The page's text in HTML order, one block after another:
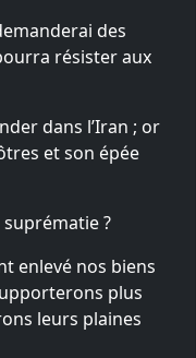
des
résister aux
dans l’Iran ; or
et son épée
?
enlevé nos biens
plus
leurs plaines